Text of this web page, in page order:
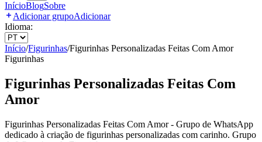
InícioBlogSobre
Adicionar grupoAdicionar
Idioma:
Início/Figurinhas/Figurinhas Personalizadas Feitas Com Amor
Figurinhas
Figurinhas Personalizadas Feitas Com
Amor
Figurinhas Personalizadas Feitas Com Amor - Grupo de WhatsApp
dedicado à criação de figurinhas personalizadas com carinho. Grupo